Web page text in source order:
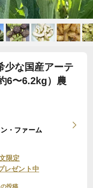
少な国産アーテ
6〜6.2kg）農
・ファーム
限定
レゼント中
投稿